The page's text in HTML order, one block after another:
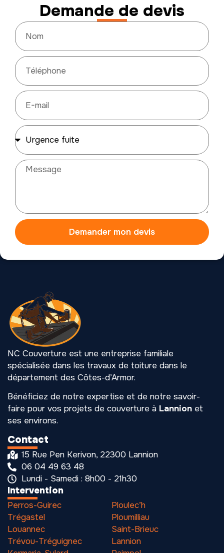
Demande de devis
Demander mon devis
NC Couverture est une entreprise familiale
spécialisée dans les travaux de toiture dans le
département des Côtes-d’Armor.
Bénéficiez de notre expertise et de notre savoir-
faire pour vos projets de couverture à Lannion et
ses environs.
Intervention
Perros-Guirec
Trégastel
Louannec
Trévou-Tréguignec
Ploulec’h
Ploumilliau
Saint-Brieuc
Lannion
Contact
15 Rue Pen Kerivon, 22300 Lannion
06 04 49 63 48
Lundi - Samedi : 8h00 - 21h30